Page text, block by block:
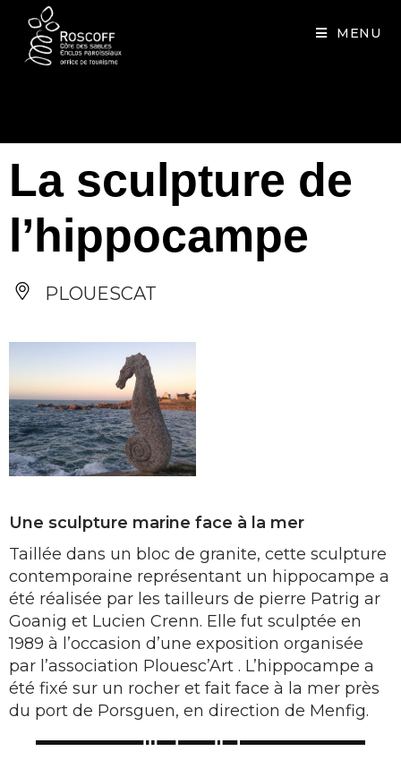
MENU
La sculpture de
l’hippocampe
PLOUESCAT
Une sculpture marine face à la mer
Taillée dans un bloc de granite, cette sculpture
contemporaine représentant un hippocampe a
été réalisée par les tailleurs de pierre Patrig ar
Goanig et Lucien Crenn. Elle fut sculptée en
1989 à l’occasion d’une exposition organisée
par l’association Plouesc’Art . L’hippocampe a
été fixé sur un rocher et fait face à la mer près
du port de Porsguen, en direction de Menfig.
Cookies management panel